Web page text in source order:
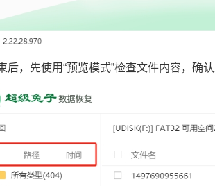
后，先使用“预览模式”检查文件内容，确